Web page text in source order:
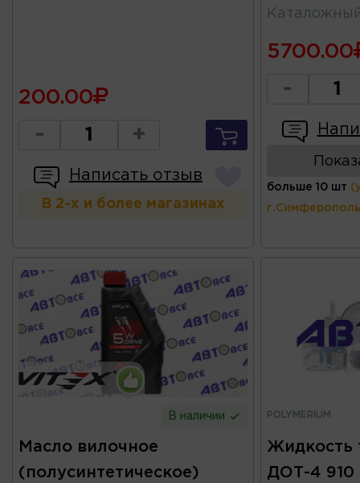
200.00
- +
Написать отзыв
В 2-х и более магазинах
5700.00
-
больше 10 шт
В наличии
Масло вилочное
(полусинтетическое)
POLYMERIUM
Жидкость
ДОТ-4 910